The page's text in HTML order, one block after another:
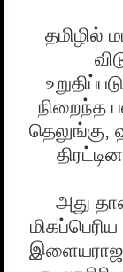
தமிழில்
நிறைந்த
தெலுங்கு,
அது